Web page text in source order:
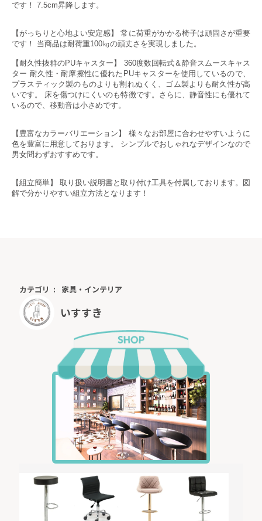
です！ 7.5cm昇降します。
【がっちりと心地よい安定感】 常に荷重がかかる椅子は頑固さが重要
です！ 当商品は耐荷重100㎏の頑丈さを実現しました。
【耐久性抜群のPUキャスター】 360度数回転式＆静音スムースキャス
ター 耐久性・耐摩擦性に優れたPUキャスターを使用しているので、
プラスティック製のものよりも割れぬくく、ゴム製よりも耐久性が高
いです。 床を傷つけにくいのも特徴です。さらに、静音性にも優れて
いるので、移動音は小さめです。
【豊富なカラーバリエーション】 様々なお部屋に合わせやすいように
色を豊富に用意しております。 シンプルでおしゃれなデザインなので
男女問わずおすすめです。
【組立簡単】 取り扱い説明書と取り付け工具を付属しております。図
解で分かりやすい組立方法となります！
カテゴリ 家具・インテリア
いすすき